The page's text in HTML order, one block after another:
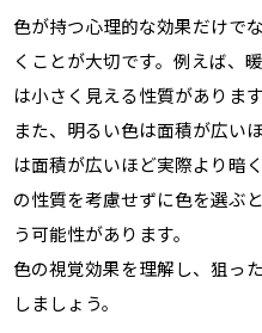
色が持つ心理的な効果だけで
くことが大切です。例えば、
は小さく見える性質があります
また、明るい色は面積が広い
は面積が広いほど実際より暗
の性質を考慮せずに色を選ぶ
う可能性があります。
色の視覚効果を理解し、狙っ
しましょう。